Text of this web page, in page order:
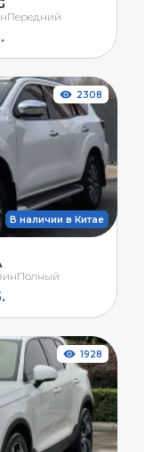
Передний
В наличии в Китае
2308
Полный
1928